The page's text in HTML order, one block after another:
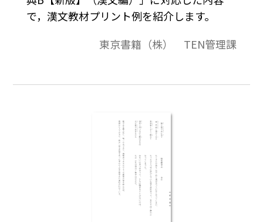
で，漢文教材プリント例を紹介します。
東京書籍（株） TEN管理課